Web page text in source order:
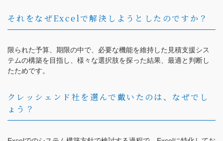
それをなぜExcelで解決しようとしたのですか？
限られた予算、期限の中で、必要な機能を維持した見積支援シス
テムの構築を目指し、様々な選択肢を探った結果、最適と判断し
たためです。
クレッシェンド社を選んで戴いたのは、なぜでし
ょう？